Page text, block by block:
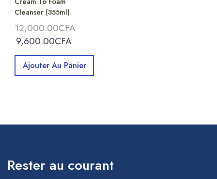
Cleanser (355ml)
12,000.00CFA
9,600.00CFA
Ajouter Au Panier
Rester au courant